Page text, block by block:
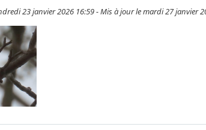
23 janvier 2026 16:59 - Mis à jour le mardi 27 janvier